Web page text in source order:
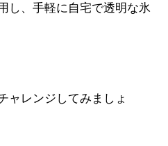
し、手軽に自宅で透明な氷
ャレンジしてみましょ